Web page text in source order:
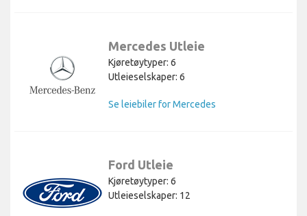
Mercedes Utleie
Kjøretøytyper: 6
Utleieselskaper: 6
Se leiebiler for Mercedes
Ford Utleie
Kjøretøytyper: 6
Utleieselskaper: 12